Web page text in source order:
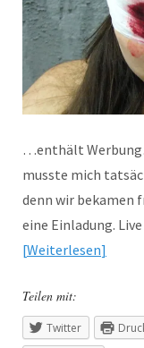
…enthält
musste mich
denn wir bekamen
eine Einladung.
Weiterlesen
Teilen mit:
Twitter